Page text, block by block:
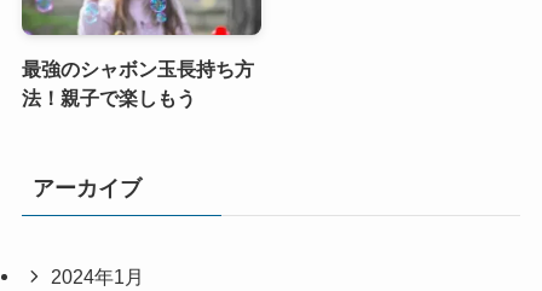
最強のシャボン玉長持ち方
法！親子で楽しもう
アーカイブ
2024年1月